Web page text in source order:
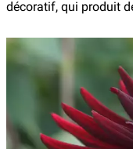
décoratif, qui produit